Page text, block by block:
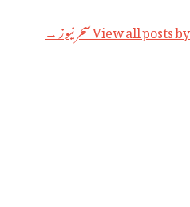
View all posts by سحر نیوز →